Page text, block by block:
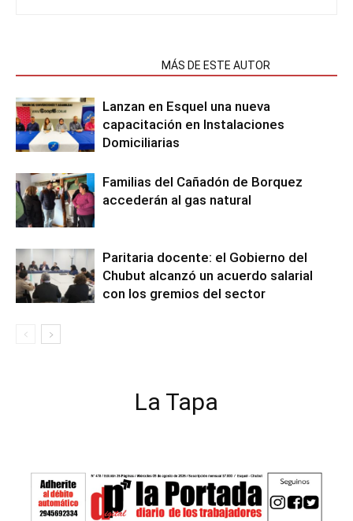
MÁS DE ESTE AUTOR
Lanzan en Esquel una nueva
capacitación en Instalaciones
Domiciliarias
Familias del Cañadón de Borquez
accederán al gas natural
Paritaria docente: el Gobierno del
Chubut alcanzó un acuerdo salarial
con los gremios del sector
La Tapa